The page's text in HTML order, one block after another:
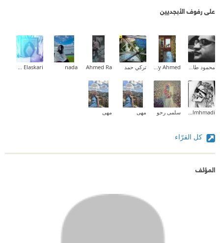
على رفوف الأبجديين
محمود طارق إبراهيم Maaly Ahmed تركي حمد Ahmed Ra
nada
Ahmed Elaskari
Asmaa Almhmadi سلمى رحو مهى مهى
كل القرّاء
المؤلف